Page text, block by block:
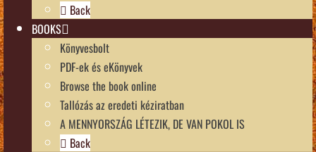
Back
BOOKS
Könyvesbolt
PDF-ek és eKönyvek
Browse the book online
Tallózás az eredeti kéziratban
A MENNYORSZÁG LÉTEZIK, DE VAN POKOL IS
Back